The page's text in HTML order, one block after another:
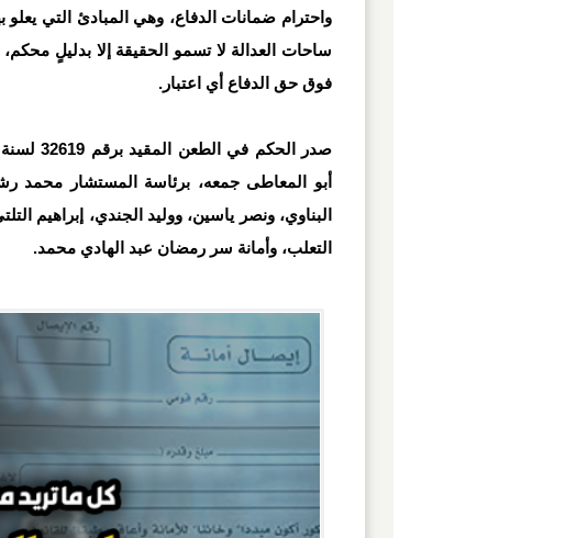
واحترام ضمانات الدفاع، وهي المبادئ التي يعلو
ساحات العدالة لا تسمو الحقيقة إلا بدليلٍ
فوق حق الدفاع أي اعتبار.
أبو المعاطى جمعه، برئاسة المستشار محمد
البناوي، ونصر ياسين، ووليد الجندي، إبراهيم
التعلب، وأمانة سر رمضان عبد الهادي محمد.